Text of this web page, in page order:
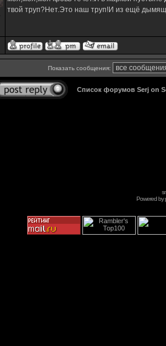
твой труп?Нет.Это наш труп!И из ещё
Показать сообщения:
Список форумов Serj on
Powered by